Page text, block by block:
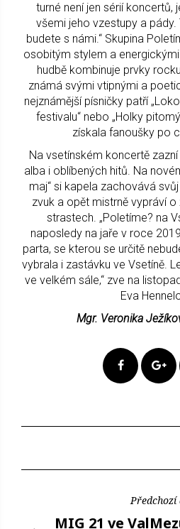
turné není jen sérií
všemi jeho vzestupy a
budete s námi.“ Skupina
osobitým stylem a
hudbě kombinuje prvky
známá svými vtipnými a
nejznámější písničky patří
festivalu“ nebo „Holky
získala fanoušky po
Na vsetínském koncertě
alba i oblíbených hitů. Na
maj“ si kapela zachovává
zvuk a opět mistrně vypráví
strastech. „Poletíme? na
naposledy na jaře v roce
parta, se kterou se určitě
vybrala i zastávku ve Vsetíně.
ve velkém sále,“ zve na
Eva
Mgr. Veronika
Předchozí
MIG 21 ve